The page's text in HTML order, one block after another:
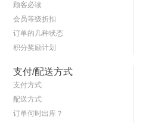
顾客必读
会员等级折扣
订单的几种状态
积分奖励计划
支付/配送方式
支付方式
配送方式
订单何时出库？